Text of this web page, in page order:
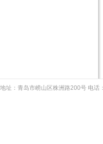
地址：青岛市崂山区株洲路200号 电